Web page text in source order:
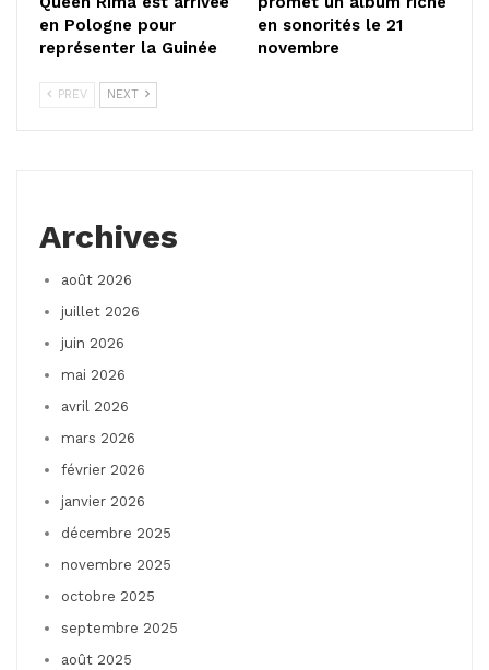
en Pologne pour
représenter la Guinée
en sonorités le 21
novembre
PREV NEXT
Archives
août 2026
juillet 2026
juin 2026
mai 2026
avril 2026
mars 2026
février 2026
janvier 2026
décembre 2025
novembre 2025
octobre 2025
septembre 2025
août 2025